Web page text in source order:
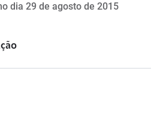
dia 29 de agosto de 2015